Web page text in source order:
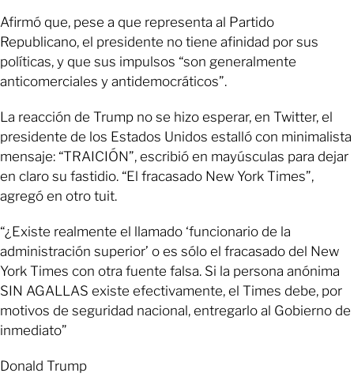
Afirmó que, pese a que representa al Partido
Republicano, el presidente no tiene afinidad por sus
políticas, y que sus impulsos “son generalmente
anticomerciales y antidemocráticos”.
La reacción de Trump no se hizo esperar, en Twitter, el
presidente de los Estados Unidos estalló con minimalista
mensaje: “TRAICIÓN”, escribió en mayúsculas para dejar
en claro su fastidio. “El fracasado New York Times”,
agregó en otro tuit.
“¿Existe realmente el llamado ‘funcionario de la
administración superior’ o es sólo el fracasado del New
York Times con otra fuente falsa. Si la persona anónima
SIN AGALLAS existe efectivamente, el Times debe, por
motivos de seguridad nacional, entregarlo al Gobierno de
inmediato”
Donald Trump